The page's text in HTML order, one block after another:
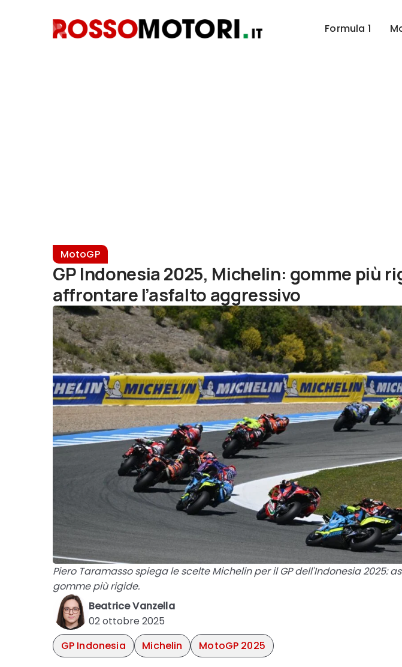
Formula 1
MotoGP
GP Indonesia 2025, Michelin: gomme più
affrontare l’asfalto aggressivo
Piero Taramasso spiega le scelte Michelin per il GP dell'Indonesia 2025:
gomme più rigide.
Beatrice Vanzella
02 ottobre 2025
GP Indonesia
Michelin MotoGP 2025